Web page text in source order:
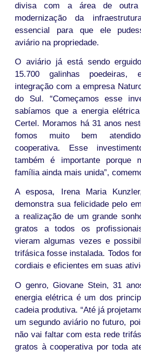
divisa com a área de outra
modernização da
essencial para que ele
aviário na propriedade.
O aviário já está sendo
15.700 galinhas poedeiras,
integração com a empresa
do Sul. “Começamos esse
sabíamos que a energia
Certel. Moramos há 31 anos
fomos muito bem
cooperativa. Esse
também é importante porque
família ainda mais unida”,
A esposa, Irena Maria
demonstra sua felicidade pelo
a realização de um grande
gratos a todos os
vieram algumas vezes e
trifásica fosse instalada. Todos
cordiais e eficientes em suas
O genro, Giovane Stein, 31
energia elétrica é um dos
cadeia produtiva. “Até já
um segundo aviário no futuro,
não vai faltar com esta rede
gratos à cooperativa por toda